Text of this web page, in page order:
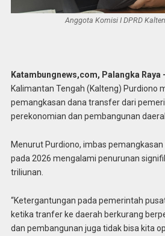
Anggota Komisi I DPRD
Katambungnews,com, Palangka Raya
Kalimantan Tengah (Kalteng) Purdiono
pemangkasan dana transfer dari
perekonomian dan pembangunan
Menurut Purdiono, imbas
pada 2026 mengalami penurunan
triliunan.
“Ketergantungan pada pemerintah
ketika tranfer ke daerah berkurang
dan pembangunan juga tidak bisa kita